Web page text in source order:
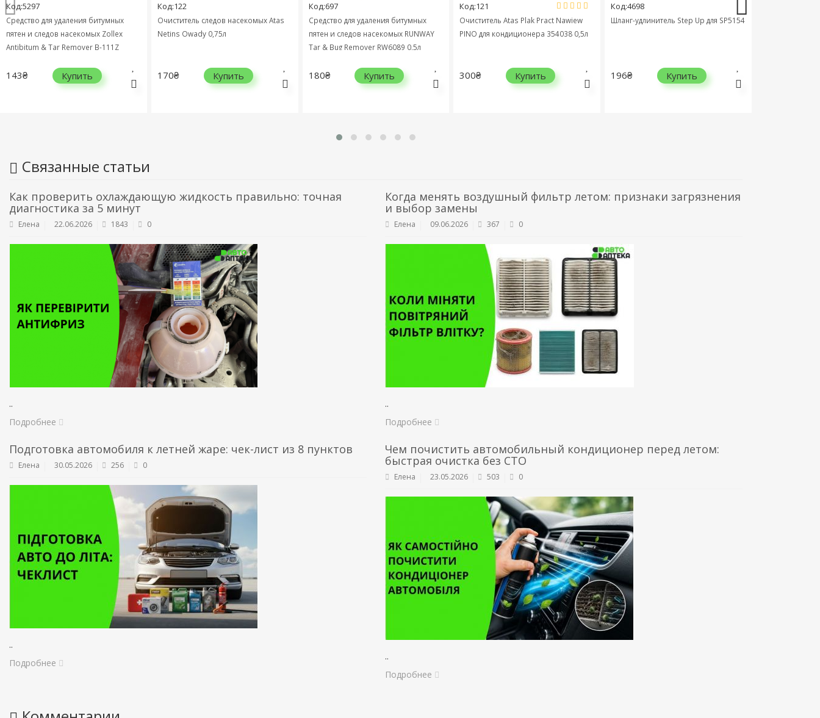
для удаления битумных
насекомых Zollex
& Tar Remover B-111Z
Купить
Очиститель следов насекомых Atas
Netins Owady 0,75л
170₴ Купить
Средство для удаления битумных
пятен и следов насекомых RUNWAY
Tar & Bug Remover RW6089 0,5л
180₴ Купить
Очиститель Atas Plak Pract Nawiew
PINO для кондиционера 354038 0,5л
300₴ Купить
Код:4698
Шланг-удлинитель Step Up для SP5154
196₴ Купить
Очиститель радиатора
79₴
Связанные статьи
Как проверить охлаждающую жидкость правильно: точная
диагностика за 5 минут
Елена 22.06.2026 1843 0
..
Подробнее
Когда менять воздушный фильтр летом: признаки загрязнения
и выбор замены
Елена 09.06.2026 367 0
..
Подробнее
Подготовка автомобиля к летней жаре: чек-лист из 8 пунктов
Елена 30.05.2026 256 0
..
Подробнее
Чем почистить автомобильный кондиционер перед летом:
быстрая очистка без СТО
Елена 23.05.2026 503 0
..
Подробнее